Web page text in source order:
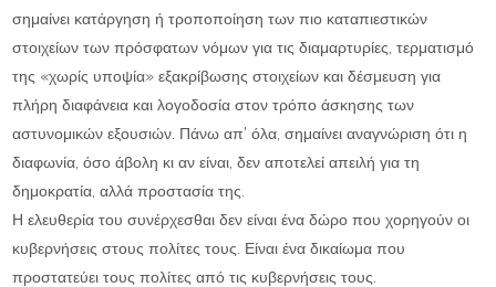
σημαίνει κατάργηση ή τροποποίηση των πιο καταπιεστικών
στοιχείων των πρόσφατων νόμων για τις διαμαρτυρίες, τερματισμό
της «χωρίς υποψία» εξακρίβωσης στοιχείων και δέσμευση για
πλήρη διαφάνεια και λογοδοσία στον τρόπο άσκησης των
αστυνομικών εξουσιών. Πάνω απ’ όλα, σημαίνει αναγνώριση ότι η
διαφωνία, όσο άβολη κι αν είναι, δεν αποτελεί απειλή για τη
δημοκρατία, αλλά προστασία της.
Η ελευθερία του συνέρχεσθαι δεν είναι ένα δώρο που χορηγούν οι
κυβερνήσεις στους πολίτες τους. Είναι ένα δικαίωμα που
προστατεύει τους πολίτες από τις κυβερνήσεις τους.